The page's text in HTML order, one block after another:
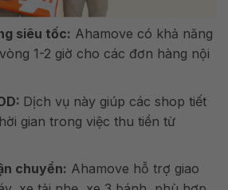
siêu tốc: Ahamove có khả năng
1-2 giờ cho các đơn hàng nội
Dịch vụ này giúp các shop tiết
gian trong việc thu tiền từ
chuyển: Ahamove hỗ trợ giao